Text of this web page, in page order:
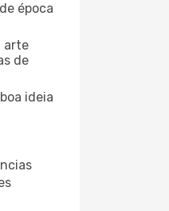
época
arte
de
ideia